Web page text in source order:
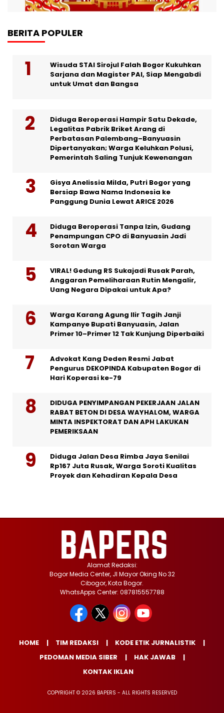
BERITA POPULER
Wisuda STAI Sirojul Falah Bogor Kukuhkan
Sarjana dan Magister PAI, Siap Mengabdi
untuk Umat dan Bangsa
Diduga Beroperasi Hampir Satu Dekade,
Legalitas Pabrik Briket Arang di
Perbatasan Palembang–Banyuasin
Dipertanyakan; Warga Keluhkan Polusi,
Pemerintah Saling Tunjuk Kewenangan
Gisya Anelissia Milda, Putri Bogor yang
Bersiap Bawa Nama Indonesia ke
Panggung Dunia Lewat ARICE 2026
Diduga Beroperasi Tanpa Izin, Gudang
Penampungan CPO di Banyuasin Jadi
Sorotan Warga
VIRAL! Gedung RS Sukajadi Rusak Parah,
Anggaran Pemeliharaan Rutin Mengalir,
Uang Negara Dipakai untuk Apa?
Warga Karang Agung Ilir Tagih Janji
Kampanye Bupati Banyuasin, Jalan
Primer 10–Primer 12 Tak Kunjung Diperbaiki
Advokat Kang Deden Resmi Jabat
Pengurus DEKOPINDA Kabupaten Bogor di
Hari Koperasi ke-79
DIDUGA PENYIMPANGAN PEKERJAAN JALAN
RABAT BETON DI DESA WAYHALOM, WARGA
MINTA INSPEKTORAT DAN APH LAKUKAN
PEMERIKSAAN
Diduga Jalan Desa Rimba Jaya Senilai
Rp167 Juta Rusak, Warga Soroti Kualitas
Proyek dan Kehadiran Kepala Desa
Alamat Redaksi:
Bogor Media Center, Jl Mayor Oking No 32
Cibogor, Kota Bogor.
WhatsApps Center: 087815557788
HOME TIM REDAKSI
KODE ETIK JURNALISTIK
PEDOMAN MEDIA SIBER
HAK JAWAB
KONTAK IKLAN
COPYRIGHT © 2026 BAPERS - ALL RIGHTS RESERVED